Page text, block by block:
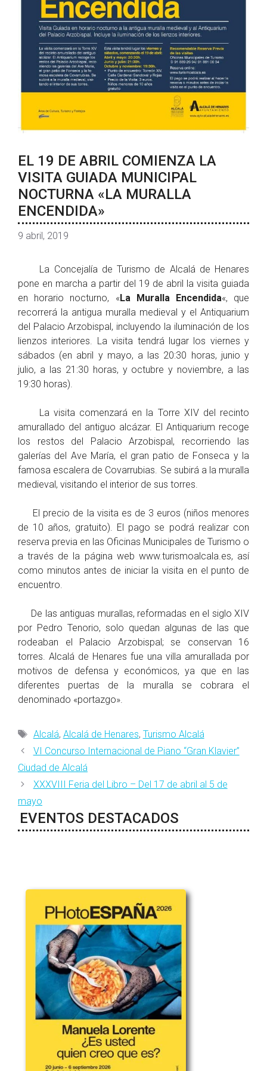
EL 19 DE ABRIL COMIENZA LA
VISITA GUIADA MUNICIPAL
NOCTURNA «LA MURALLA
ENCENDIDA»
9 abril, 2019
La Concejalía de Turismo de Alcalá de Henares
pone en marcha a partir del 19 de abril la visita guiada
en horario nocturno, «La Muralla Encendida«, que
recorrerá la antigua muralla medieval y el Antiquarium
del Palacio Arzobispal, incluyendo la iluminación de los
lienzos interiores. La visita tendrá lugar los viernes y
sábados (en abril y mayo, a las 20:30 horas, junio y
julio, a las 21:30 horas, y octubre y noviembre, a las
19:30 horas).
La visita comenzará en la Torre XIV del recinto
amurallado del antiguo alcázar. El Antiquarium recoge
los restos del Palacio Arzobispal, recorriendo las
galerías del Ave María, el gran patio de Fonseca y la
famosa escalera de Covarrubias. Se subirá a la muralla
medieval, visitando el interior de sus torres.
El precio de la visita es de 3 euros (niños menores
de 10 años, gratuito). El pago se podrá realizar con
reserva previa en las Oficinas Municipales de Turismo o
a través de la página web www.turismoalcala.es, así
como minutos antes de iniciar la visita en el punto de
encuentro.
De las antiguas murallas, reformadas en el siglo XIV
por Pedro Tenorio, solo quedan algunas de las que
rodeaban el Palacio Arzobispal; se conservan 16
torres. Alcalá de Henares fue una villa amurallada por
motivos de defensa y económicos, ya que en las
diferentes puertas de la muralla se cobrara el
denominado «portazgo».
Etiquetas
Alcalá, Alcalá de Henares, Turismo Alcalá
VI Concurso Internacional de Piano “Gran Klavier”
Ciudad de Alcalá
XXXVIII Feria del Libro – Del 17 de abril al 5 de
mayo
EVENTOS DESTACADOS